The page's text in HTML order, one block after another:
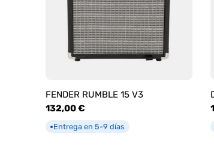
FENDER RUMBLE 15 V3
Precio
habitual
132,00 €
●Entrega en 5-9 días